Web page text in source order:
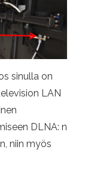
sinulla on
LAN
DLNA: n
niin myös